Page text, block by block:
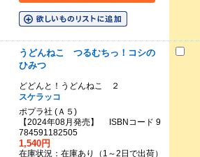
うどんねこ つるむちっ！コシの
ひみつ
どどんと！うどんねこ ２
スケラッコ
ポプラ社 (Ａ５)
【2024年08月発売】 ISBNコード 9
784591182505
1,540円
在庫状況：在庫あり（1～2日で出荷）